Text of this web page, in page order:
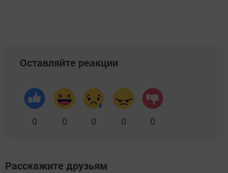
Оставляйте реакции
0 0 0 0 0
Расскажите друзьям